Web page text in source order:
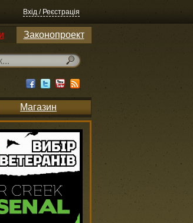
Вхід / Реєстрація
Законопроект
Магазин